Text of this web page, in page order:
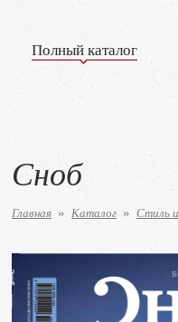
Полный каталог
Сноб
Главная » Каталог » Стиль